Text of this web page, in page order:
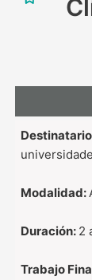
Modalidad:
Duración: 2
Trabajo